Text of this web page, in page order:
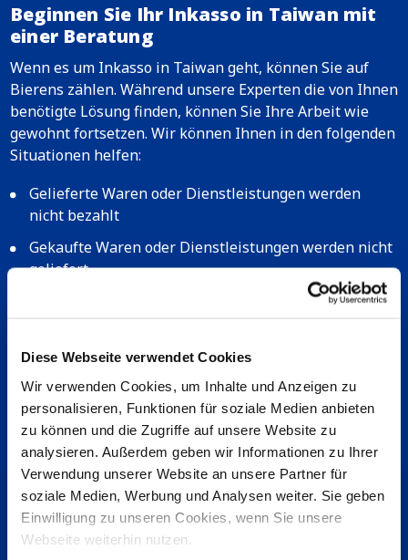
Diese Webseite verwendet Cookies
Wir verwenden Cookies, um Inhalte und Anzeigen zu
personalisieren, Funktionen für soziale Medien anbieten
zu können und die Zugriffe auf unsere Website zu
analysieren. Außerdem geben wir Informationen zu Ihrer
Verwendung unserer Website an unsere Partner für
soziale Medien, Werbung und Analysen weiter. Sie geben
Einwilligung zu unseren Cookies, wenn Sie unsere
Webseite weiterhin nutzen.
Beginnen Sie Ihr Inkasso in Taiwan mit
einer Beratung
Wenn es um Inkasso in Taiwan geht, können Sie auf
Bierens zählen. Während unsere Experten die von Ihnen
benötigte Lösung finden, können Sie Ihre Arbeit wie
gewohnt fortsetzen. Wir können Ihnen in den folgenden
Situationen helfen:
Gelieferte Waren oder Dienstleistungen werden
nicht bezahlt
Gekaufte Waren oder Dienstleistungen werden nicht
geliefert
Debitorenmanagements
Wenn Sie es vorziehen, direkt mit einem
Inkassospezialisten zu sprechen, können Sie uns gerne
telefonisch unter+31 413 38 09 80kontaktieren.
Kostenlose Beratungdurch die besten
Inkassospezialisten